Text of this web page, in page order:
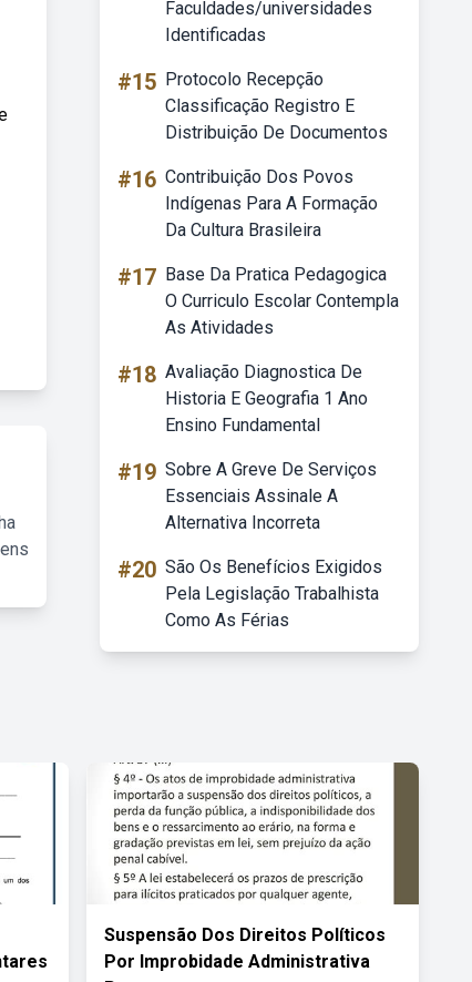
Faculdades/universidades
Identificadas
#15 Protocolo Recepção
Classificação Registro E
Distribuição De Documentos
#16 Contribuição Dos Povos
Indígenas Para A Formação
Da Cultura Brasileira
#17 Base Da Pratica Pedagogica
O Curriculo Escolar Contempla
As Atividades
#18 Avaliação Diagnostica De
Historia E Geografia 1 Ano
Ensino Fundamental
#19 Sobre A Greve De Serviços
Essenciais Assinale A
Alternativa Incorreta
#20 São Os Benefícios Exigidos
Pela Legislação Trabalhista
Como As Férias
Suspensão Dos Direitos Políticos
Por Improbidade Administrativa